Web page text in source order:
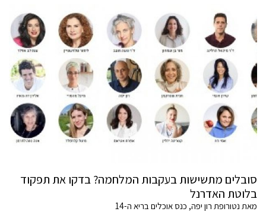
סובלים מתשישות בעקבות המלחמה? בדקו את תפקוד
בלוטת האדרנל
מאת נטורופת רון יפה, כנס אוכלים בריא ה-14